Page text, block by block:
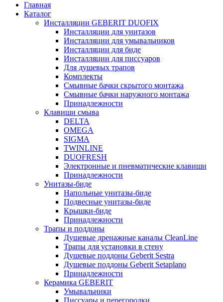
Главная
Каталог
Инсталляции GEBERIT DUOFIX
Инсталляции для унитазов
Инсталляции для умывальников
Инсталляции для биде
Инсталляции для писсуаров
Для душевых трапов
Комплекты
Смывные бачки скрытого монтажа
Смывные бачки наружного монтажа
Принадлежности
Клавиши смыва
DELTA
OMEGA
SIGMA
TWINLINE
DUOFRESH
Электронные и пневматические клавиши
Принадлежности
Унитазы-биде
Напольные унитазы-биде
Подвесные унитазы-биде
Крышки-биде
Принадлежности
Трапы и поддоны
Душевые дренажные каналы CleanLine
Трапы для установки в стену
Душевые поддоны Geberit Sestra
Душевые поддоны Geberit Setaplano
Принадлежности
Керамика GEBERIT
Умывальники
Писсуары и перегородки